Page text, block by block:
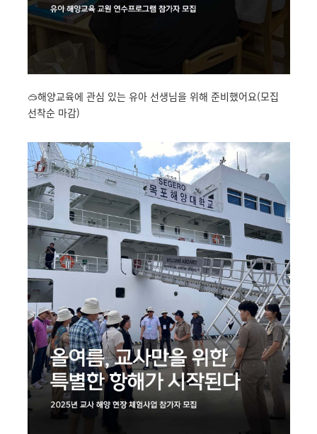
🥽해양교육에 관심 있는 유아 선생님을 위해 준비했어요(모집
선착순 마감)